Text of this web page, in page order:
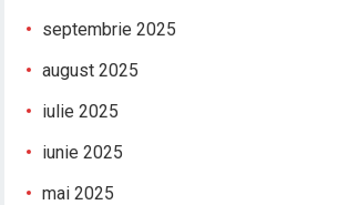
septembrie 2025
august 2025
iulie 2025
iunie 2025
mai 2025